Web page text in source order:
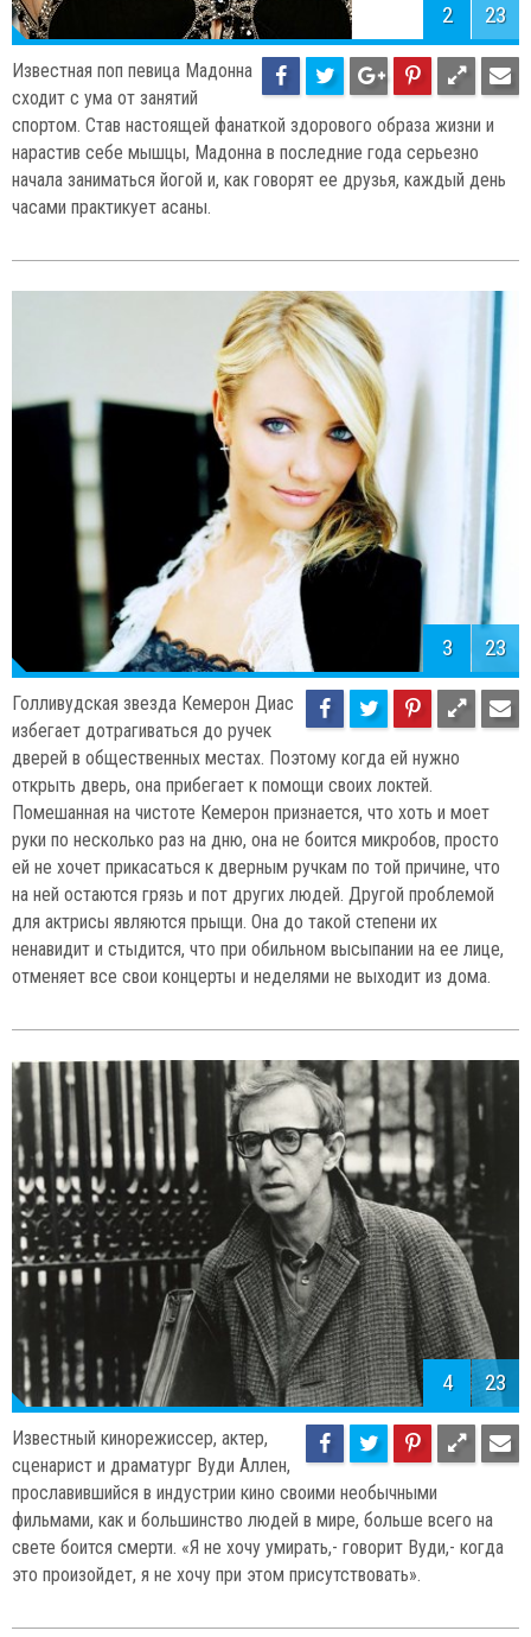
2 23
Известная поп певица Мадонна
сходит с ума от занятий
спортом. Став настоящей фанаткой здорового образа жизни и
нарастив себе мышцы, Мадонна в последние года серьезно
начала заниматься йогой и, как говорят ее друзья, каждый день
часами практикует асаны.
3 23
Голливудская звезда Кемерон Диас
избегает дотрагиваться до ручек
дверей в общественных местах. Поэтому когда ей нужно
открыть дверь, она прибегает к помощи своих локтей.
Помешанная на чистоте Кемерон признается, что хоть и моет
руки по несколько раз на дню, она не боится микробов, просто
ей не хочет прикасаться к дверным ручкам по той причине, что
на ней остаются грязь и пот других людей. Другой проблемой
для актрисы являются прыщи. Она до такой степени их
ненавидит и стыдится, что при обильном высыпании на ее лице,
отменяет все свои концерты и неделями не выходит из дома.
4 23
Известный кинорежиссер, актер,
сценарист и драматург Вуди Аллен,
прославившийся в индустрии кино своими необычными
фильмами, как и большинство людей в мире, больше всего на
свете боится смерти. «Я не хочу умирать,- говорит Вуди,- когда
это произойдет, я не хочу при этом присутствовать».